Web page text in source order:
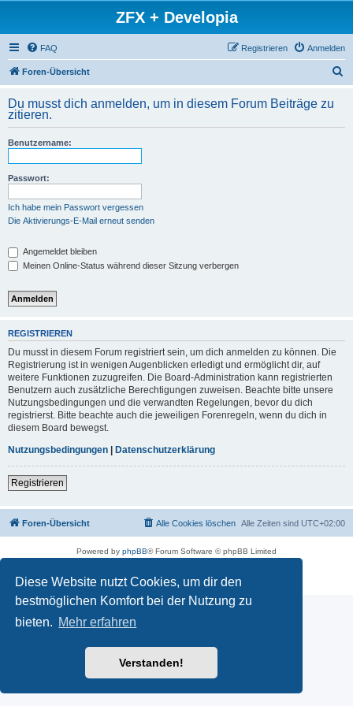
Diese Website nutzt Cookies, um dir den
bestmöglichen Komfort bei der Nutzung zu
bieten. Mehr erfahren
Verstanden!
ZFX + Developia
FAQ Anmelden
Registrieren
Foren-Übersicht
h
Du musst dich anmelden, um in diesem Forum Beiträge zu
zitieren.
Benutzername:
Passwort:
Ich habe mein Passwort vergessen
Die Aktivierungs-E-Mail erneut senden
Angemeldet bleiben
Meinen Online-Status während dieser Sitzung verbergen
REGISTRIEREN
Du musst in diesem Forum registriert sein, um dich anmelden zu können. Die
Registrierung ist in wenigen Augenblicken erledigt und ermöglicht dir, auf
weitere Funktionen zuzugreifen. Die Board-Administration kann registrierten
Benutzern auch zusätzliche Berechtigungen zuweisen. Beachte bitte unsere
Nutzungsbedingungen und die verwandten Regelungen, bevor du dich
registrierst. Bitte beachte auch die jeweiligen Forenregeln, wenn du dich in
diesem Board bewegst.
Nutzungsbedingungen | Datenschutzerklärung
Registrieren
Foren-Übersicht Alle Zeiten sind UTC+02:00
Alle Cookies löschen
Powered by phpBB® Forum Software © phpBB Limited
Datenschutz|Nutzungsbedingungen